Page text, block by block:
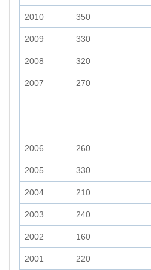
2010 350
2009 330
2008 320
2007 270
2006 260
2005 330
2004 210
2003 240
2002 160
2001 220